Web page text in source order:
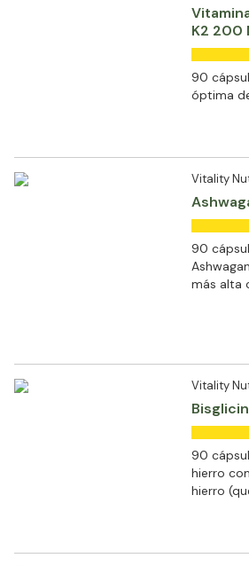
K2 200
90
óptima
Vitality
90
más alta
Vitality
90
hierro
hierro
mayor